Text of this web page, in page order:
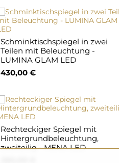
Schminktischspiegel in zwei
Teilen mit Beleuchtung -
LUMINA GLAM LED
430,00 €
Rechteckiger Spiegel mit
Hintergrundbeleuchtung,
zweiteilig - MENA LED